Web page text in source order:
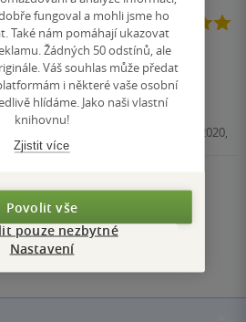
E-kniha, MOTTO, 2020,
hodnocení
Přidat hodnocení
fungoval a mohli jsme ho
Také nám pomáhají ukazovat
Žádných 50 odstínů, ale
Váš souhlas může předat
i některé vaše osobní
hlídáme. Jako naši vlastní
knihovnu!
Zjistit více
Povolit vše
pouze nezbytné
Nastavení